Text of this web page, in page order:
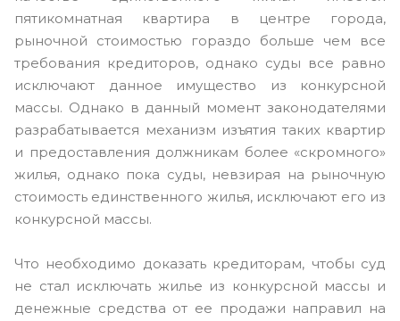
пятикомнатная квартира в центре города,
рыночной стоимостью гораздо больше чем все
требования кредиторов, однако суды все равно
исключают данное имущество из конкурсной
массы. Однако в данный момент законодателями
разрабатывается механизм изъятия таких квартир
и предоставления должникам более «скромного»
жилья, однако пока суды, невзирая на рыночную
стоимость единственного жилья, исключают его из
конкурсной массы.
Что необходимо доказать кредиторам, чтобы суд
не стал исключать жилье из конкурсной массы и
денежные средства от ее продажи направил на